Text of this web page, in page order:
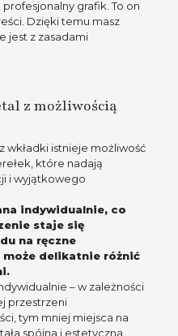
grafik. To on
Dzięki temu masz
jest z zasadami
z możliwością
wkładki istnieje możliwość
które nadają
i wyjątkowego
indywidualnie, co
staje się
na ręczne
może delikatnie różnić
– w zależności
przestrzeni
tym mniej miejsca na
spójna i estetyczna.